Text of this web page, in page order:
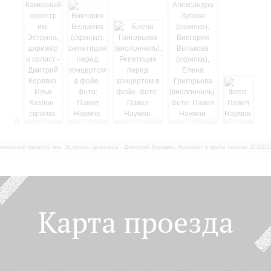
оркестр им. Эстрина, дирижёр - Дмитрий Корявко. Концерт в фойе сезона 2012/
Карта проезда